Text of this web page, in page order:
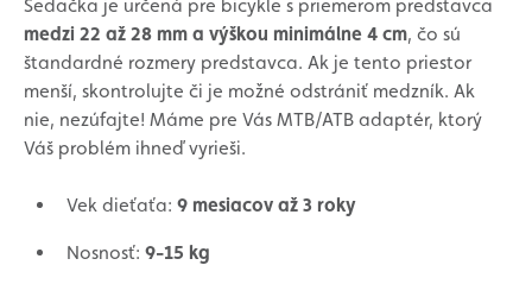
Sedačka je určená pre bicykle s priemerom predstavca
medzi 22 až 28 mm a výškou minimálne 4 cm, čo sú
štandardné rozmery predstavca. Ak je tento priestor
menší, skontrolujte či je možné odstrániť medzník. Ak
nie, nezúfajte! Máme pre Vás MTB/ATB adaptér, ktorý
Váš problém ihneď vyrieši.
Vek dieťaťa: 9 mesiacov až 3 roky
Nosnosť: 9-15 kg